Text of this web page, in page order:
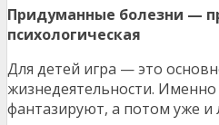
Придуманные болезни —
психологическая
Для детей игра — это
жизнедеятельности.
фантазируют, а потом уже и